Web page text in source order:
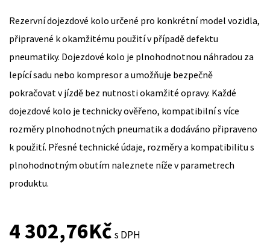
Rezervní dojezdové kolo určené pro konkrétní model vozidla,
připravené k okamžitému použití v případě defektu
pneumatiky. Dojezdové kolo je plnohodnotnou náhradou za
lepící sadu nebo kompresor a umožňuje bezpečně
pokračovat v jízdě bez nutnosti okamžité opravy. Každé
dojezdové kolo je technicky ověřeno, kompatibilní s více
rozměry plnohodnotných pneumatik a dodáváno připraveno
k použití. Přesné technické údaje, rozměry a kompatibilitu s
plnohodnotným obutím naleznete níže v parametrech
produktu.
4 302,76Kč s DPH